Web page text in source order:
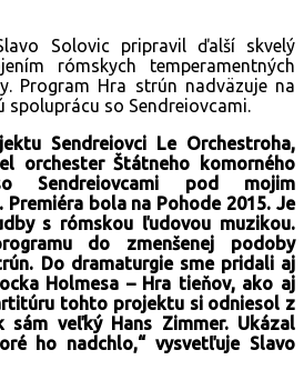
Solovic pripravil ďalší skvelý
rómskych temperamentných
Program Hra strún nadväzuje na
spoluprácu so Sendreiovcami.
Sendreiovci Le Orchestroha,
orchester Štátneho komorného
Sendreiovcami pod mojim
bola na Pohode 2015. Je
s rómskou ľudovou muzikou.
do zmenšenej podoby
Do dramaturgie sme pridali aj
Holmesa – Hra tieňov, ako aj
tohto projektu si odniesol z
sám veľký Hans Zimmer. Ukázal
ho nadchlo,“ vysvetľuje Slavo